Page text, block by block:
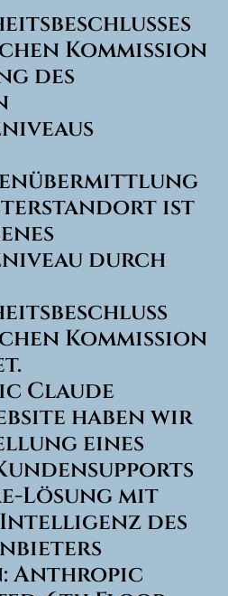
Kommission
des
ist
durch
Kommission
Claude
haben wir
eines
Lösung mit
des
Anthropic